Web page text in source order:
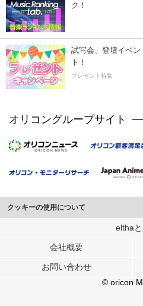
ク！
試写会、登壇イベ
ト！
プレゼント特集
オリコングループサイト
クッキーの使用について
このサイトでは Cookie を使用して、ユ
行っています。
メディアや広告配信、データ解析の各パ
各パートナーは、この情報とユーザーが
ユーザーが各パートナーのサービスを使
eltha
会社概要
お問い合わせ
© oricon